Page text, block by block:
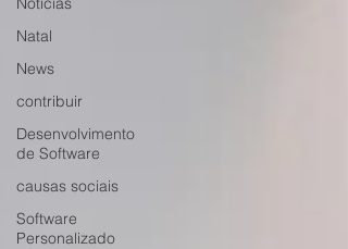
Natal
News
contribuir
Desenvolvimento
de Software
causas sociais
Software
Personalizado